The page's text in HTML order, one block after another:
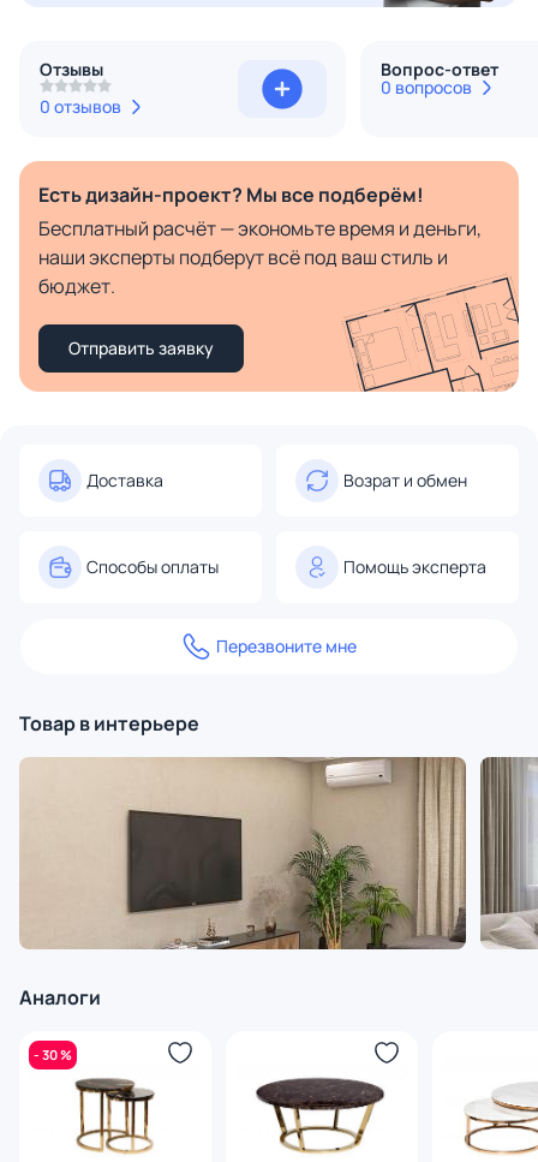
Отзывы
0 отзывов
Вопрос-ответ
0 вопросов
Есть дизайн-проект? Мы все подберём!
Бесплатный расчёт — экономьте время и деньги,
наши эксперты подберут всё под ваш стиль и
бюджет.
Отправить заявку
Доставка Возрат и обмен
Способы оплаты Помощь эксперта
Перезвоните мне
Товар в интерьере
Аналоги
- 30 %